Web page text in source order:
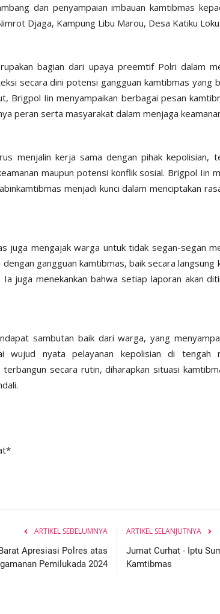
dan penyampaian imbauan kamtibmas
Djaga, Kampung Libu Marou, Desa Katiku
bagian dari upaya preemtif Polri dalam
secara dini potensi gangguan kamtibmas yang
Brigpol Iin menyampaikan berbagai pesan
peran serta masyarakat dalam menjaga
menjalin kerja sama dengan pihak kepolisian,
maupun potensi konflik sosial. Brigpol Iin
menjadi kunci dalam menciptakan
juga mengajak warga untuk tidak segan-segan
gangguan kamtibmas, baik secara langsung
Ia juga menekankan bahwa setiap laporan akan
sambutan baik dari warga, yang
wujud nyata pelayanan kepolisian di tengah
terbangun secara rutin, diharapkan situasi
ARTIKEL SEBELUMNYA
Apresiasi Polres atas
Pemilukada 2024
ARTIKEL SELANJUTNYA
Jumat Curhat - Iptu
Kamtibmas
Barat Mar 26, 2016 1771
Headlines
Humas Polres Sumba